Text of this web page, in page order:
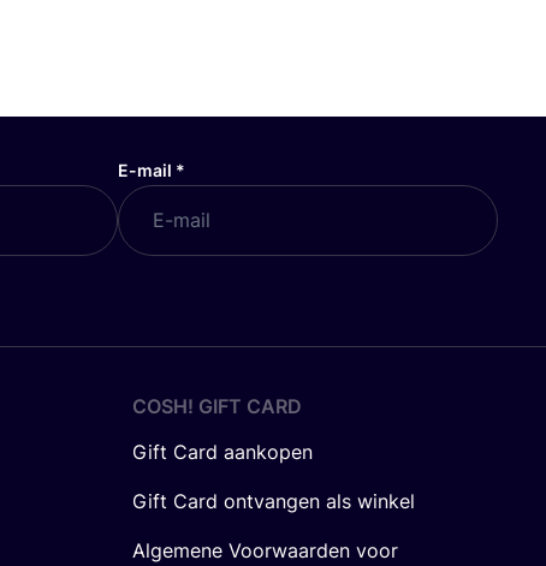
E-mail *
COSH! GIFT CARD
Gift Card aankopen
Gift Card ontvangen als winkel
Algemene Voorwaarden voor